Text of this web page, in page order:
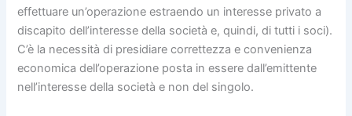
effettuare un’operazione estraendo un interesse privato a
discapito dell’interesse della società e, quindi, di tutti i soci).
C’è la necessità di presidiare correttezza e convenienza
economica dell’operazione posta in essere dall’emittente
nell’interesse della società e non del singolo.